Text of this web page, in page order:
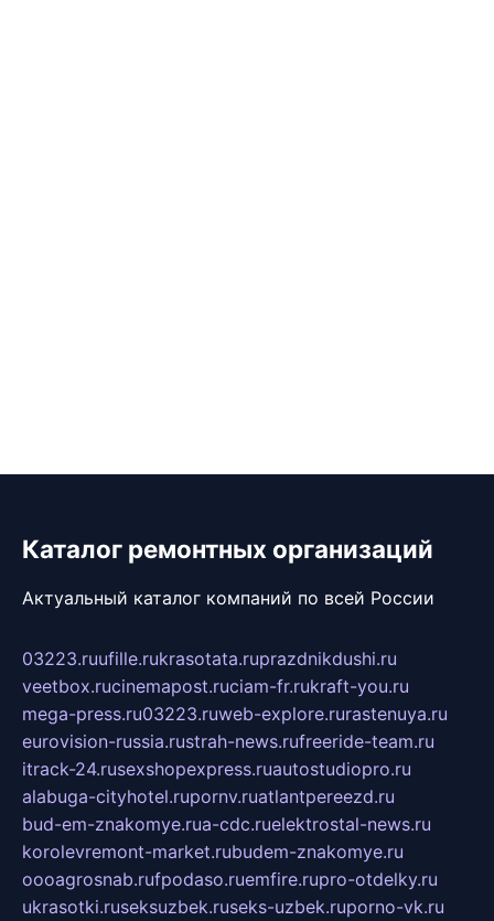
Каталог ремонтных организаций
Актуальный каталог компаний по всей России
03223.ruufille.rukrasotata.ruprazdnikdushi.ru
veetbox.rucinemapost.ruciam-fr.rukraft-you.ru
mega-press.ru03223.ruweb-explore.rurastenuya.ru
eurovision-russia.rustrah-news.rufreeride-team.ru
itrack-24.rusexshopexpress.ruautostudiopro.ru
alabuga-cityhotel.rupornv.ruatlantpereezd.ru
bud-em-znakomye.rua-cdc.ruelektrostal-news.ru
korolevremont-market.rubudem-znakomye.ru
oooagrosnab.rufpodaso.ruemfire.rupro-otdelky.ru
ukrasotki.ruseksuzbek.ruseks-uzbek.ruporno-vk.ru